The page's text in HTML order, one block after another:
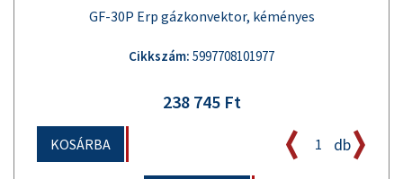
GF-30P Erp gázkonvektor, kéményes
Cikkszám: 5997708101977
238 745 Ft
KOSÁRBA db